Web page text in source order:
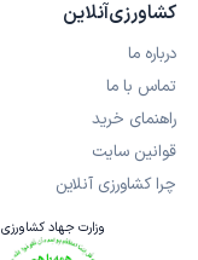
کشاورزی‌آنلاین
درباره ما
تماس با ما
راهنمای خرید
قوانین سایت
چرا کشاورزی آنلاین
وزارت جهاد کشاورزی